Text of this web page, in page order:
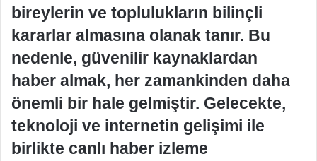
bireylerin ve toplulukların bilinçli
kararlar almasına olanak tanır. Bu
nedenle, güvenilir kaynaklardan
haber almak, her zamankinden daha
önemli bir hale gelmiştir. Gelecekte,
teknoloji ve internetin gelişimi ile
birlikte canlı haber izleme